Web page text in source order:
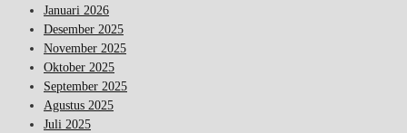
Januari 2026
Desember 2025
November 2025
Oktober 2025
September 2025
Agustus 2025
Juli 2025